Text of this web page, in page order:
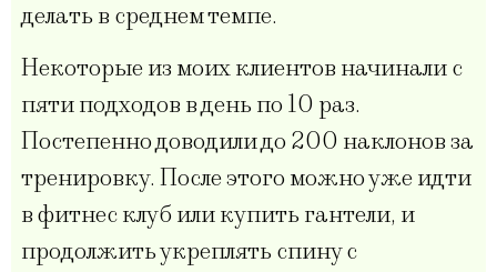
делать в среднем темпе.
Некоторые из моих клиентов начинали с
пяти подходов в день по 10 раз.
Постепенно доводили до 200 наклонов за
тренировку. После этого можно уже идти
в фитнес клуб или купить гантели, и
продолжить укреплять спину с